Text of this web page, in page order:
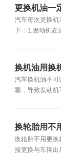
更换机油一
汽车每次更换机
下：1.发动机
换机油用换
汽车换机油不
塞，导致发动
换轮胎用不
换轮胎不用更换
接更换与车辆出